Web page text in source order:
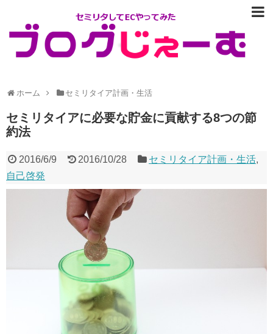
ホーム セミリタイア計画・生活
セミリタイアに必要な貯金に貢献する8つの節
約法
2016/6/9 2016/10/28 セミリタイア計画・生活,
自己啓発